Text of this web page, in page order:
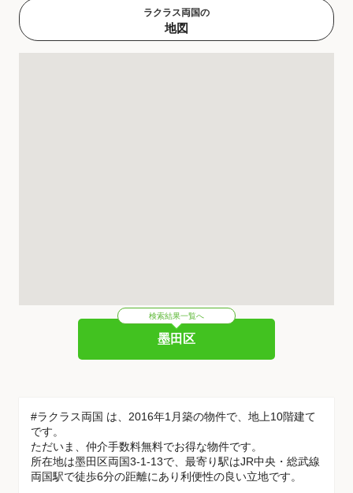
ラクラス両国の
地図
検索結果一覧へ
墨田区
#ラクラス両国 は、2016年1月築の物件で、地上10階建て
です。
ただいま、仲介手数料無料でお得な物件です。
所在地は墨田区両国3-1-13で、最寄り駅はJR中央・総武線
両国駅で徒歩6分の距離にあり利便性の良い立地です。